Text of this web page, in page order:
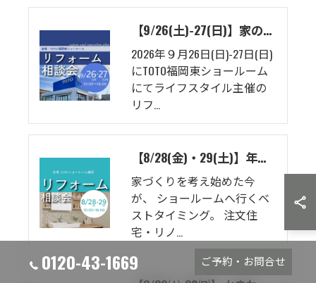
【9/26(土)-27(日)】家のことまるごとお悩み相談会！TOTOショールーム相談会
2026年９月26日(日)-27日(日)
にTOTO福岡東ショールーム
にてライフスタイル主催の
リフ…
【8/28(金)・29(土)】年に一度のLIXIL特別イベント
家づくりを考え始めた今
が、 ショールームへ行くベ
ストタイミング。 注文住
宅・リノ…
0120-43-1669 ご予約・お問合せ